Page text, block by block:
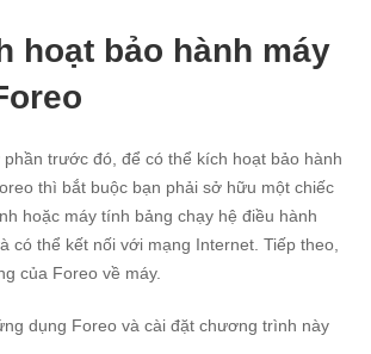
hoạt bảo hành máy
trước đó, để có thể kích hoạt bảo hành
thì bắt buộc bạn phải sở hữu một chiếc
hoặc máy tính bảng chạy hệ điều hành
có thể kết nối với mạng Internet. Tiếp theo,
của Foreo về máy.
dụng Foreo và cài đặt chương trình này